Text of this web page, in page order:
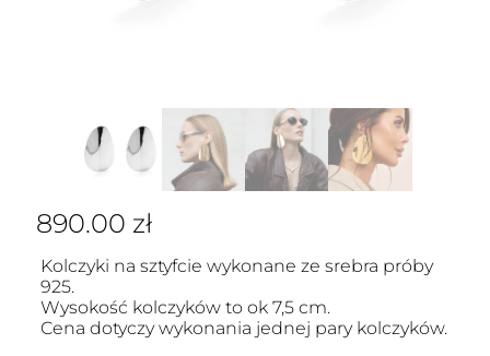
890.00 zł
Kolczyki na sztyfcie wykonane ze srebra próby
925.
Wysokość kolczyków to ok 7,5 cm.
Cena dotyczy wykonania jednej pary kolczyków.